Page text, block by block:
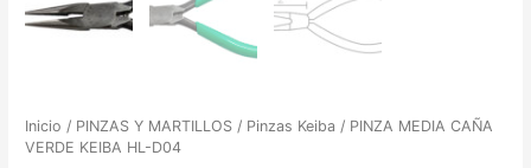
Inicio / PINZAS Y MARTILLOS / Pinzas Keiba / PINZA MEDIA CAÑA
VERDE KEIBA HL-D04